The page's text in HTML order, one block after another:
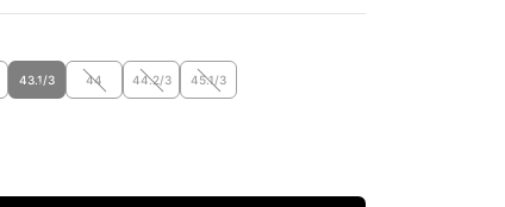
43.1/3 44 44.2/3 45.1/3